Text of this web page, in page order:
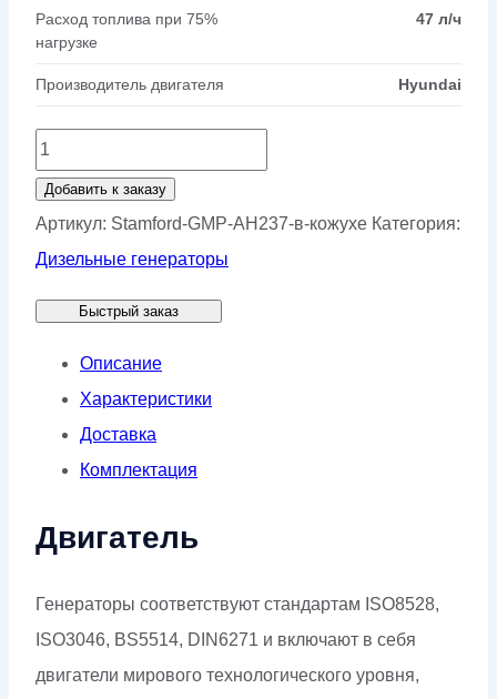
Расход топлива при 75%
нагрузке
47 л/ч
Производитель двигателя Hyundai
Количество
товара
Генератор
Stamford
AH237
кожухе
Добавить к заказу
Артикул: Stamford-GMP-AH237-в-кожухе Категория:
Дизельные генераторы
Быстрый заказ
Описание
Характеристики
Доставка
Комплектация
Двигатель
Генераторы соответствуют стандартам ISO8528,
ISO3046, BS5514, DIN6271 и включают в себя
двигатели мирового технологического уровня,